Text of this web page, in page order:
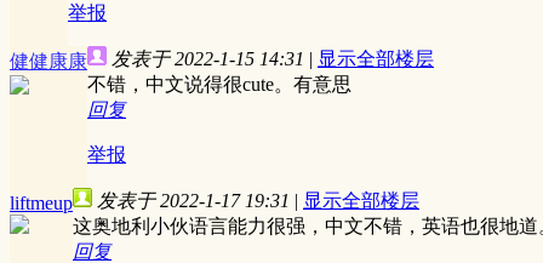
举报
健健康康 发表于 2022-1-15 14:31 | 显示全部楼层
不错，中文说得很cute。有意思
回复
举报
liftmeup 发表于 2022-1-17 19:31 | 显示全部楼层
这奥地利小伙语言能力很强，中文不错，英语也很地道
回复